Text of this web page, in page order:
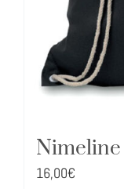
Nimeline
16,00€